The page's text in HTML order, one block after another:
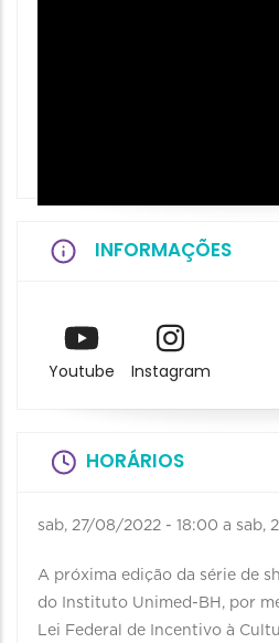
INFORMAÇÕES
Youtube Instagram
HORÁRIOS
sab, 27/08/2022 - 18:00 a sab,
A próxima edição da série de
do Instituto Unimed-BH, por
Lei Federal de Incentivo à